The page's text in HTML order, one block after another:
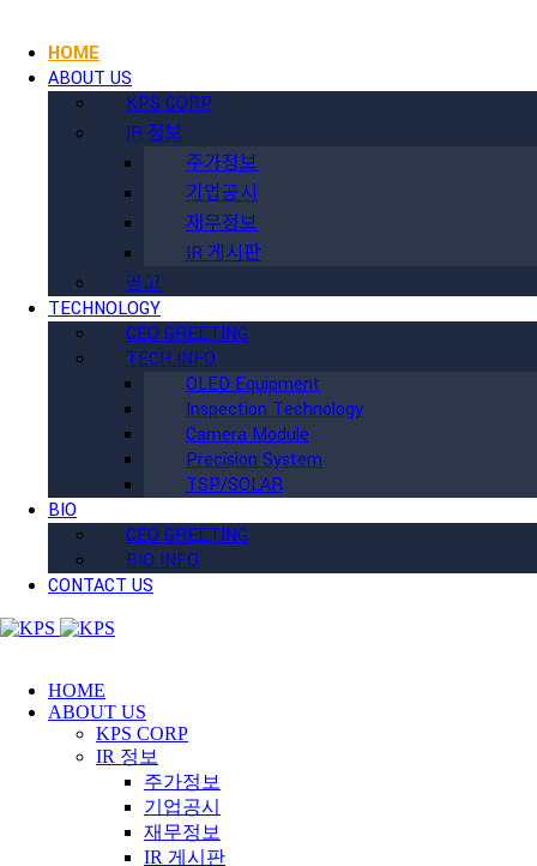
HOME
ABOUT US
KPS CORP
IR 정보
주가정보
기업공시
재무정보
IR 게시판
공고
TECHNOLOGY
CEO GREETING
TECH INFO
OLED Equipment
Inspection Technology
Camera Module
Precision System
TSP/SOLAR
BIO
CEO GREETING
BIO INFO
CONTACT US
HOME
ABOUT US
KPS CORP
IR 정보
주가정보
기업공시
재무정보
IR 게시판